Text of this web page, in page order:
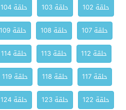
حلقة 102
حلقة 103 حلقة 104
حلقة 107
حلقة 108 حلقة 109
حلقة 112
حلقة 113 حلقة 114
حلقة 117
حلقة 118 حلقة 119
حلقة 122
حلقة 123 حلقة 124